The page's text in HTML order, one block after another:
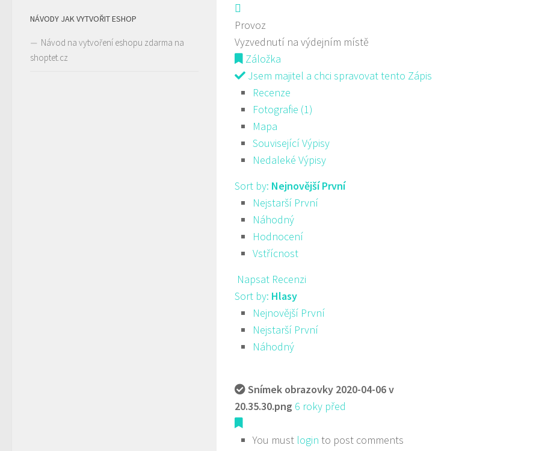
Provoz
Vyzvednutí na výdejním místě
Záložka
Jsem majitel a chci spravovat tento Zápis
Recenze
Fotografie (1)
Mapa
Související Výpisy
Nedaleké Výpisy
Sort by: Nejnovější První
Nejstarší První
Náhodný
Hodnocení
Vstřícnost
Napsat Recenzi
Sort by: Hlasy
Nejnovější První
Nejstarší První
Náhodný
Snímek obrazovky 2020-04-06 v
20.35.30.png 6 roky před
You must login to post comments
NÁVODY JAK VYTVOŘIT ESHOP
Návod na vytvoření eshopu zdarma na
shoptet.cz